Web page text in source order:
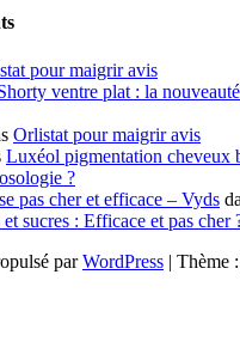
pour maigrir avis
ventre plat : la
Orlistat pour maigrir avis
Luxéol pigmentation cheveux
?
pas cher et efficace – Vyds
et sucres : Efficace et pas cher
parWordPress | Thème :